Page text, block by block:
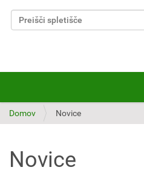
Išči po spletišču
Domov Novice
Novice